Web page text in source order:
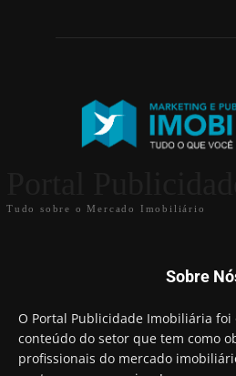
Tudo sobre o Mercado Imobiliário
Sobre
O Portal Publicidade Imobiliária
conteúdo do setor que tem como
profissionais do mercado